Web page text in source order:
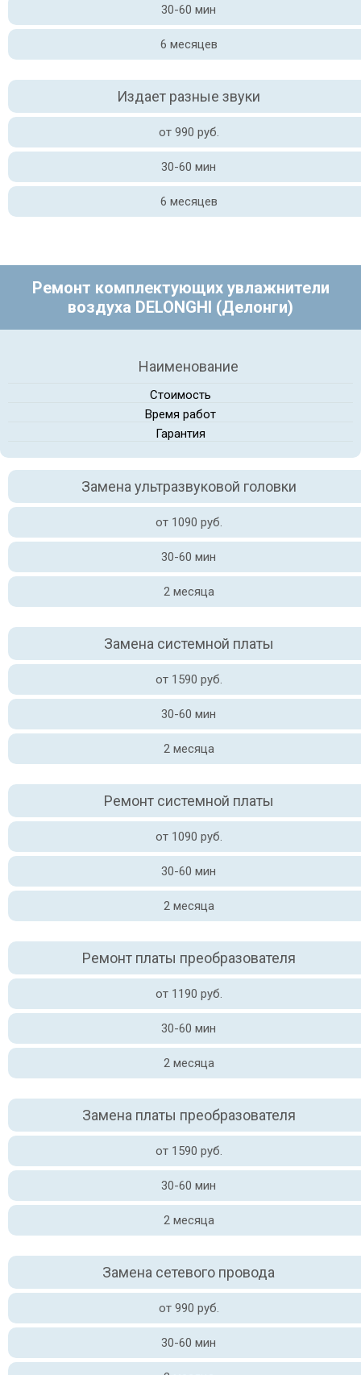
30-60 мин
6 месяцев
Издает разные звуки
от 990 руб.
30-60 мин
6 месяцев
Ремонт комплектующих увлажнители
воздуха DELONGHI (Делонги)
Наименование
Стоимость
Время работ
Гарантия
Замена ультразвуковой головки
от 1090 руб.
30-60 мин
2 месяца
Замена системной платы
от 1590 руб.
30-60 мин
2 месяца
Ремонт системной платы
от 1090 руб.
30-60 мин
2 месяца
Ремонт платы преобразователя
от 1190 руб.
30-60 мин
2 месяца
Замена платы преобразователя
от 1590 руб.
30-60 мин
2 месяца
Замена сетевого провода
от 990 руб.
30-60 мин